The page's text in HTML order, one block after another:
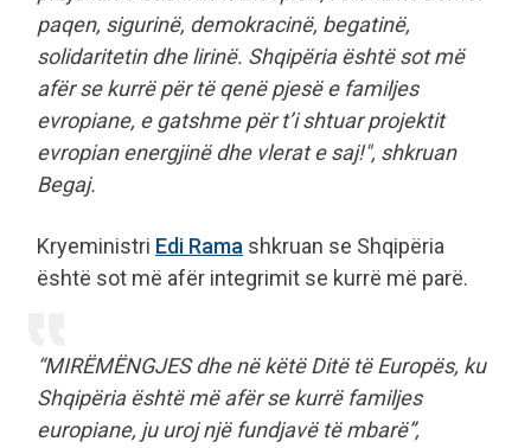
paqen, sigurinë, demokracinë, begatinë,
solidaritetin dhe lirinë. Shqipëria është sot më
afër se kurrë për të qenë pjesë e familjes
evropiane, e gatshme për t’i shtuar projektit
evropian energjinë dhe vlerat e saj!", shkruan
Begaj.
Kryeministri Edi Rama shkruan se Shqipëria
është sot më afër integrimit se kurrë më parë.
“MIRËMËNGJES dhe në këtë Ditë të Europës, ku
Shqipëria është më afër se kurrë familjes
europiane, ju uroj një fundjavë të mbarë”,